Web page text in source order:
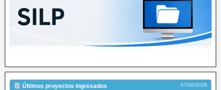
Últimos proyectos ingresados 07/08/2026